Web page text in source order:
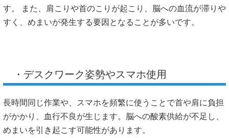
す。 また、肩こりや首のこりが起こり、脳への血流が滞りや
すく、めまいが発生する要因となることが多いです。
・デスクワーク姿勢やスマホ使用
長時間同じ作業や、スマホを頻繁に使うことで首や肩に負担
がかかり、血行不良が生じます。脳への酸素供給が不足し、
めまいを引き起こす可能性があります。